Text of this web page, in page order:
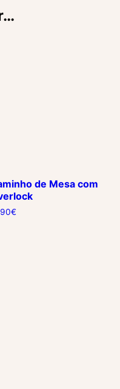
de Mesa com
€